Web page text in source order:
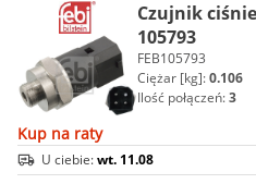
Czujnik
105793
FEB105793
Ciężar [kg]:0.106
Ilość połączeń:3
Kup na raty
U ciebie:wt. 11.08